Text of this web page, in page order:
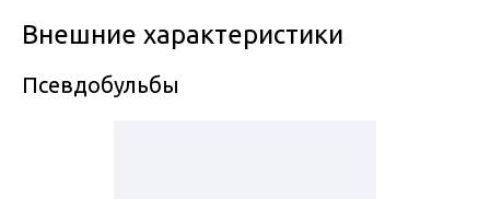
Внешние характеристики
Псевдобульбы